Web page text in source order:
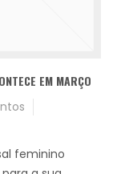
EM MARÇO
feminino